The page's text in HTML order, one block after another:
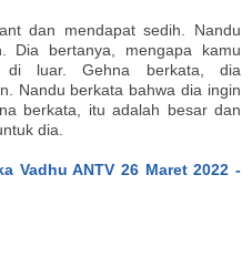
dan mendapat sedih. Nandu
Dia bertanya, mengapa kamu
di luar. Gehna berkata, dia
Nandu berkata bahwa dia ingin
berkata, itu adalah besar dan
dia.
Vadhu ANTV 26 Maret 2022 -